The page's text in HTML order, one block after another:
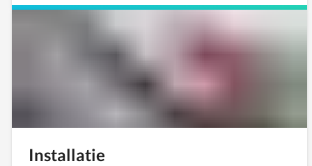
Installatie